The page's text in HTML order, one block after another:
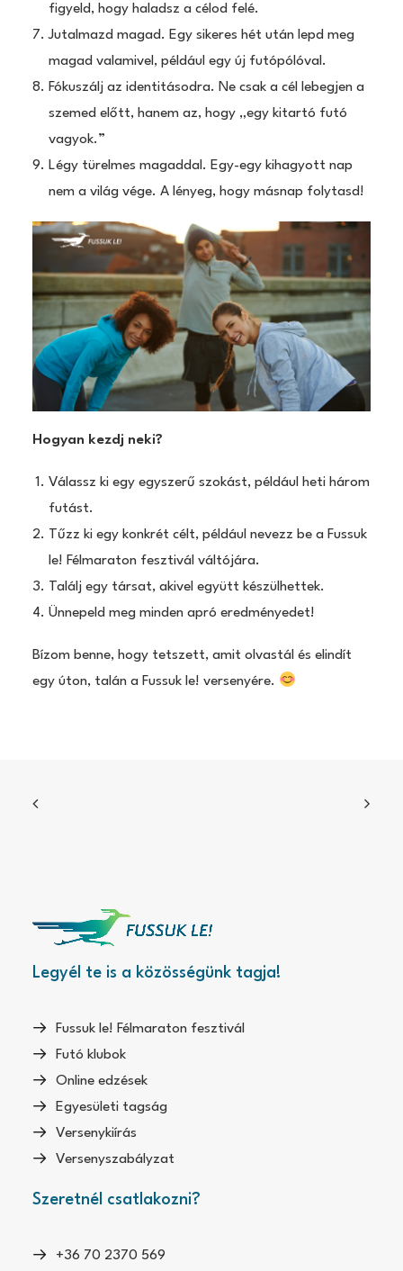
figyeld, hogy haladsz a célod felé.
Jutalmazd magad. Egy sikeres hét után lepd meg
magad valamivel, például egy új futópólóval.
Fókuszálj az identitásodra. Ne csak a cél lebegjen a
szemed előtt, hanem az, hogy „egy kitartó futó
vagyok.”
Légy türelmes magaddal. Egy-egy kihagyott nap
nem a világ vége. A lényeg, hogy másnap folytasd!
Hogyan kezdj neki?
Válassz ki egy egyszerű szokást, például heti három
futást.
Tűzz ki egy konkrét célt, például nevezz be a Fussuk
le! Félmaraton fesztivál váltójára.
Találj egy társat, akivel együtt készülhettek.
Ünnepeld meg minden apró eredményedet!
Bízom benne, hogy tetszett, amit olvastál és elindít
egy úton, talán a Fussuk le! versenyére.
Legyél te is a közösségünk tagja!
Fussuk le! Félmaraton fesztivál
Futó klubok
Online edzések
Egyesületi tagság
Versenykiírás
Versenyszabályzat
Szeretnél csatlakozni?
+36 70 2370 569